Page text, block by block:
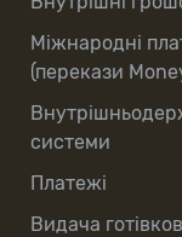
Міжнародні
(перекази
системи
Платежі
Видача